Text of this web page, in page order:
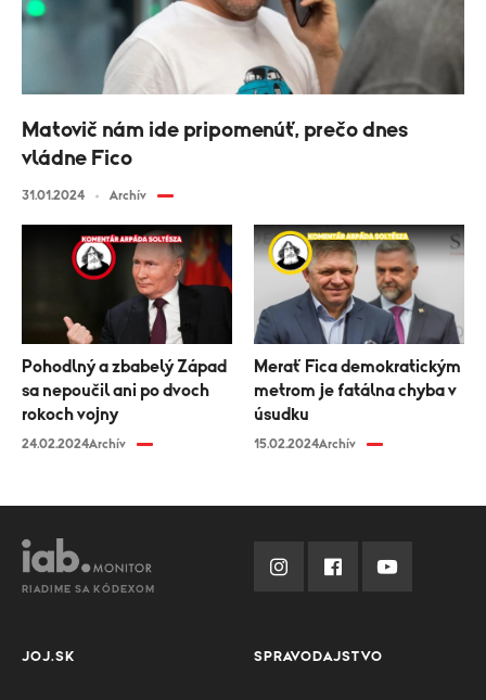
Pohodlný a zbabelý Západ
sa nepoučil ani po dvoch
rokoch vojny
24.02.2024Archív
Merať Fica demokratickým
metrom je fatálna chyba v
úsudku
15.02.2024Archív
Matovič nám ide pripomenúť, prečo dnes
vládne Fico
31.01.2024 Archív
RIADIME SA KÓDEXOM
JOJ.SK SPRAVODAJSTVO